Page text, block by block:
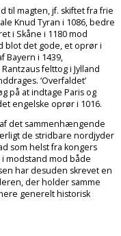
magten, jf. skiftet fra frie
Knud Tyran i 1086, bedre
i Skåne i 1180 mod
blot det gode, et oprør i
Bayern i 1439,
felttog i Jylland
‘Overfaldet’
på at indtage Paris og
engelske oprør i 1016.
det sammenhængende
de stridbare nordjyder
som helst fra kongers
modstand mod både
har desuden skrevet en
der holder samme
generelt historisk